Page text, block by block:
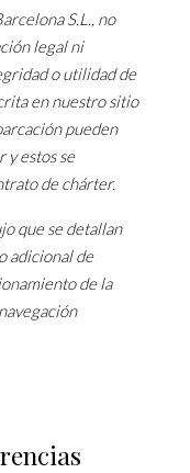
S.L., no
legal ni
o utilidad de
en nuestro sitio
pueden
y estos se
de chárter.
que se detallan
adicional de
de la